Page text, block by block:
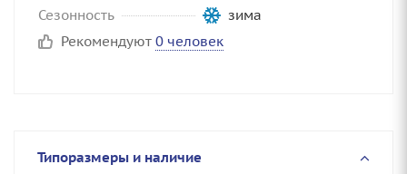
Сезонность
зима
Рекомендуют 0 человек
Типоразмеры и наличие